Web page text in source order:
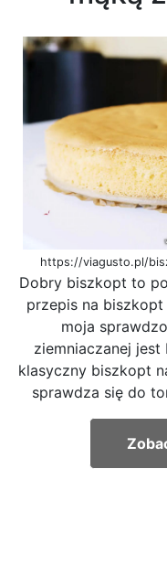
https://viagusto.pl/
Dobry biszkopt to
przepis na
moja
ziemniaczanej
klasyczny biszkopt
sprawdza się do